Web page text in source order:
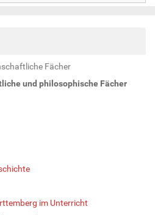
Fächer
und philosophische Fächer
im Unterricht